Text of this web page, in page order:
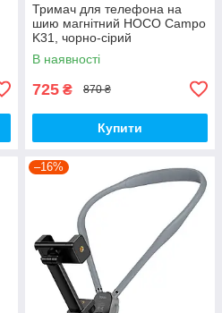
Тримач для телефона на
шию магнітний HOCO Campo
K31, чорно-сірий
В наявності
725 ₴ 870 ₴
Купити
–16%